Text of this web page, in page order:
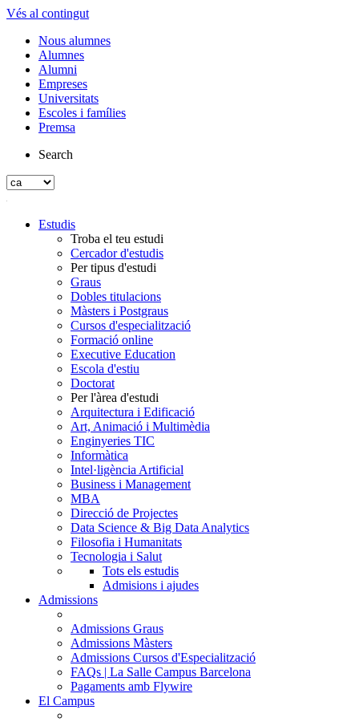
Vés al contingut
Nous alumnes
Alumnes
Alumni
Empreses
Universitats
Escoles i famílies
Premsa
Search
Estudis
Troba el teu estudi
Cercador d'estudis
Per tipus d'estudi
Graus
Dobles titulacions
Màsters i Postgraus
Cursos d'especialització
Formació online
Executive Education
Escola d'estiu
Doctorat
Per l'àrea d'estudi
Arquitectura i Edificació
Art, Animació i Multimèdia
Enginyeries TIC
Informàtica
Intel·ligència Artificial
Business i Management
MBA
Direcció de Projectes
Data Science & Big Data Analytics
Filosofia i Humanitats
Tecnologia i Salut
Tots els estudis
Admisions i ajudes
Admissions
Admissions Graus
Admissions Màsters
Admissions Cursos d'Especialització
FAQs | La Salle Campus Barcelona
Pagaments amb Flywire
El Campus